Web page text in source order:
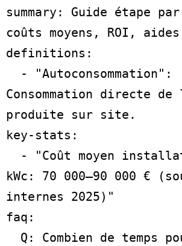
summary: Guide étape
coûts moyens, ROI,
definitions:
Consommation directe
produite sur site.
key-stats:
kWc: 70 000–90 000 €
internes 2025)"
faq: